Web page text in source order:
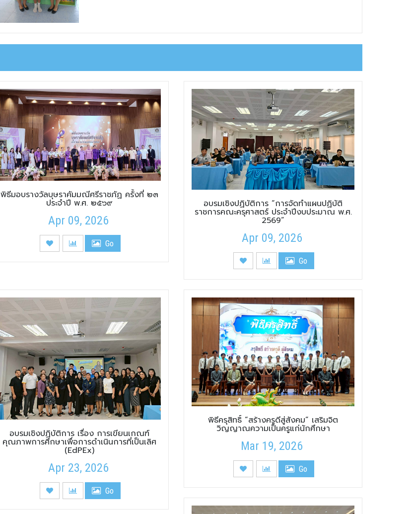
พิธีมอบรางวัลบุษราคัมมณีศรีราชภัฏ ครั้งที่ ๒๓
ประจำปี พ.ศ. ๒๕๖๙
Apr 09, 2026
Go
อบรมเชิงปฏิบัติการ “การจัดทำแผนปฏิบัติ
ราชการคณะครุศาสตร์ ประจำปีงบประมาณ พ.ศ.
2569”
Apr 09, 2026
Go
อบรมเชิงปฏิบัติการ เรื่อง การเขียนเกณฑ์
คุณภาพการศึกษาเพื่อการดำเนินการที่เป็นเลิศ
(EdPEx)
Apr 23, 2026
Go
พิธีครุสิทธิ์ “สร้างครูดีสู่สังคม” เสริมจิต
วิญญาณความเป็นครูแก่นักศึกษา
Mar 19, 2026
Go